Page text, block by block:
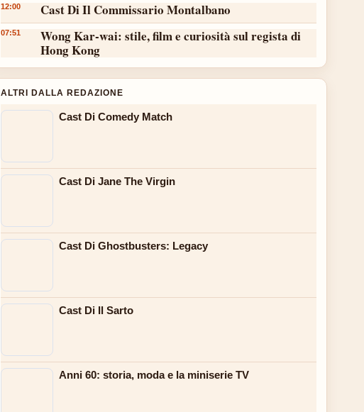
12:00 Cast Di Il Commissario Montalbano
07:51
Wong Kar-wai: stile, film e curiosità sul regista di
Hong Kong
ALTRI DALLA REDAZIONE
Cast Di Comedy Match
Cast Di Jane The Virgin
Cast Di Ghostbusters: Legacy
Cast Di Il Sarto
Anni 60: storia, moda e la miniserie TV